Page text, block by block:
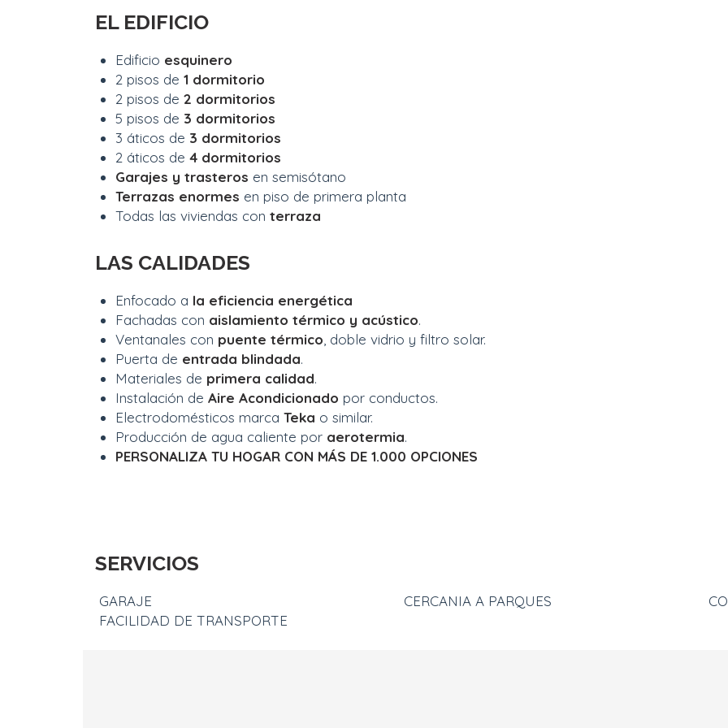
EL EDIFICIO
Edificio esquinero
2 pisos de 1 dormitorio
2 pisos de 2 dormitorios
5 pisos de 3 dormitorios
3 áticos de 3 dormitorios
2 áticos de 4 dormitorios
Garajes y trasteros en semisótano
Terrazas enormes en piso de primera planta
Todas las viviendas con terraza
LAS CALIDADES
Enfocado a la eficiencia energética
Fachadas con aislamiento térmico y acústico.
Ventanales con puente térmico , doble vidrio y filtro solar.
Puerta de entrada blindada.
Materiales de primera calidad.
Instalación de Aire Acondicionado por conductos.
Electrodomésticos marca Teka o similar.
Producción de agua caliente por aerotermia.
PERSONALIZA TU HOGAR CON MÁS DE 1.000 OPCIONES
SERVICIOS
GARAJE CERCANIA A PARQUES
FACILIDAD DE TRANSPORTE